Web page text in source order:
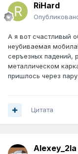
RiHard
А я вот счастливый
неубиваемая
серъезных падений,
металлическом
пришлось через
Цитата
Alexey_2la